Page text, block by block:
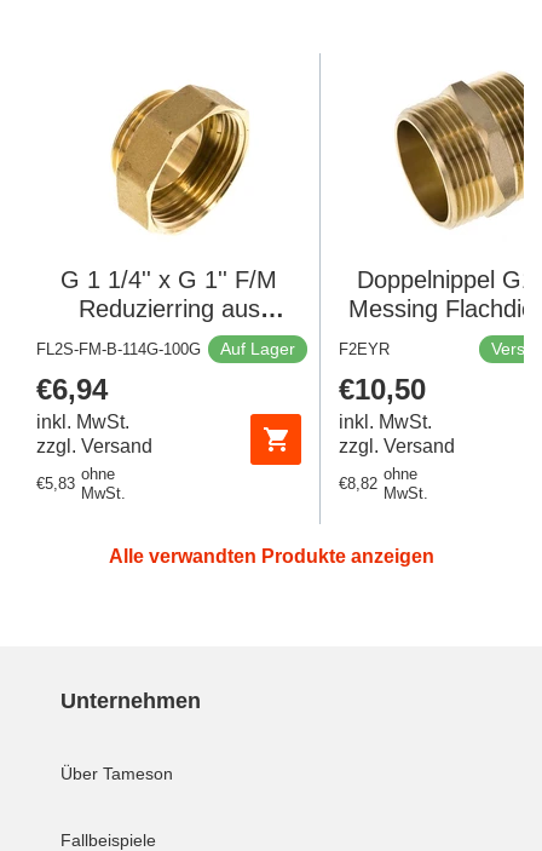
G 1 1/4'' x G 1'' F/M
Reduzierring aus
Messing 16 bar
FL2S-FM-B-114G-100G Auf Lager
Regulärer
Preis
€6,94
inkl. MwSt.
zzgl. Versand
Regulärer
€5,83
ohne
MwSt.
Doppelnippel G1
Messing
16bar (224.8psi)
Sechskant
F2EYR
Regulärer
Preis
€10,50
inkl. MwSt.
zzgl. Versand
Regulärer
€8,82
ohne
MwSt.
Alle verwandten Produkte anzeigen
Unternehmen
Über Tameson
Fallbeispiele